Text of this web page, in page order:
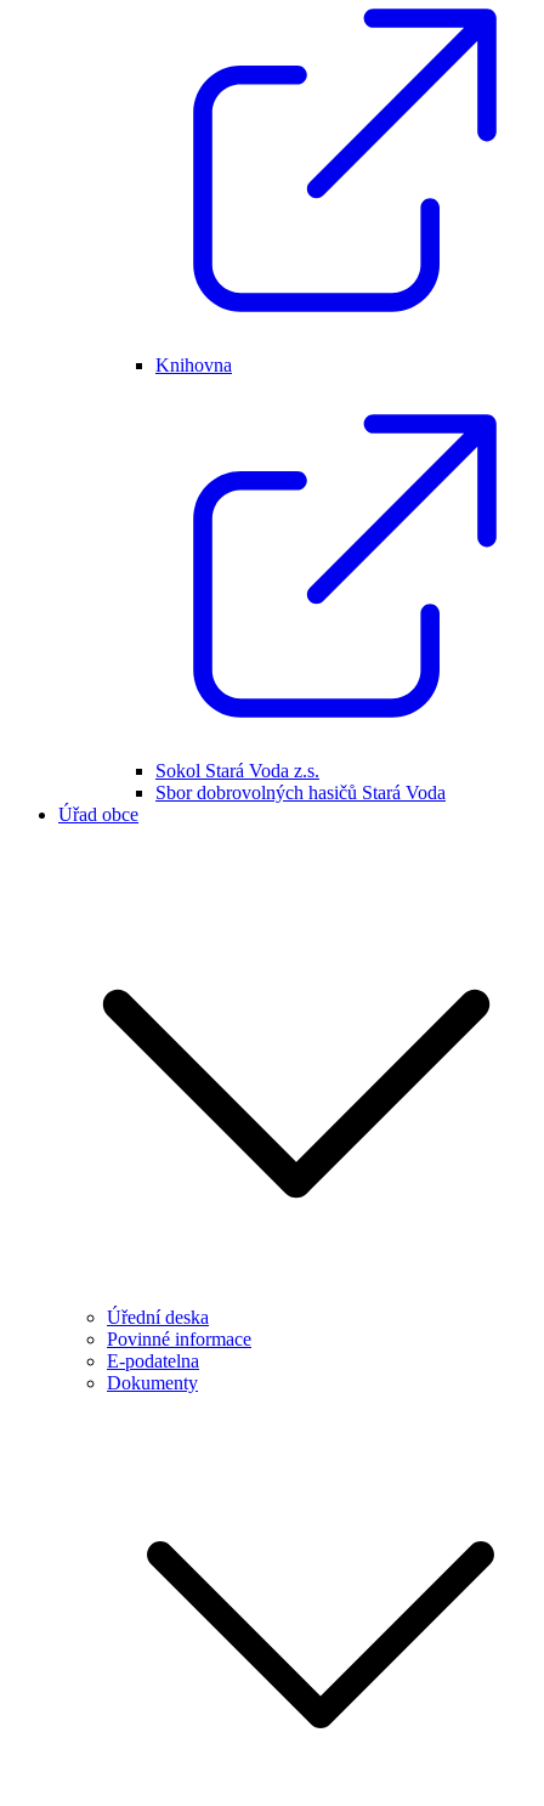
Knihovna
Sokol Stará Voda z.s.
Sbor dobrovolných hasičů Stará Voda
Úřad obce
Úřední deska
Povinné informace
E-podatelna
Dokumenty